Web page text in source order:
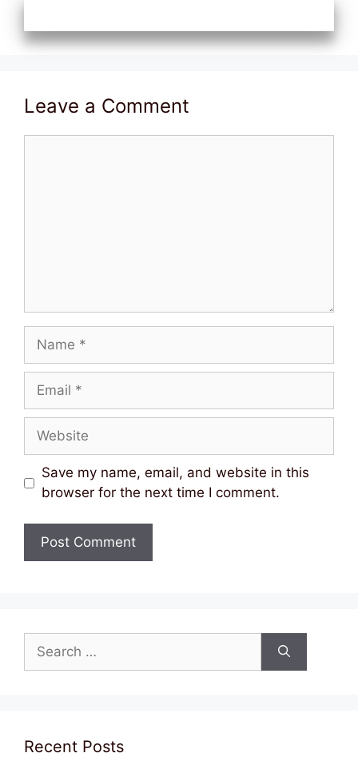
Leave a Comment
Name
Email
Website
Save my name, email, and website in this
browser for the next time I comment.
for:
Recent Posts